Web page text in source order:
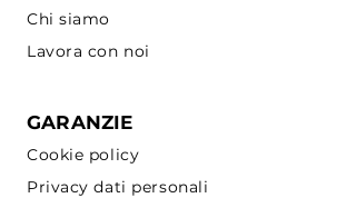
Chi siamo
Lavora con noi
GARANZIE
Cookie policy
Privacy dati personali